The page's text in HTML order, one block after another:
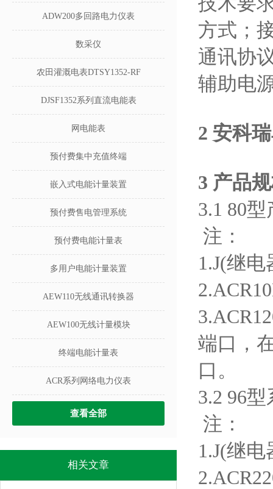
ADW200多回路电力仪表
数采仪
农田灌溉电表DTSY1352-RF
DJSF1352系列直流电能表
网电能表
预付费集中充值终端
嵌入式电能计量装置
预付费售电管理系统
预付费电能计量表
多用户电能计量装置
AEW110无线通讯转换器
AEW100无线计量模块
终端电能计量表
ACR系列网络电力仪表
查看全部
相关文章
方式；
通讯协
辅助电
2 安科
3 产品
3.1 80
注：
1.J(继
端口，
口。
3.2 96
注：
1.J(继